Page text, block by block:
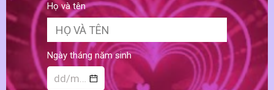
Họ và tên
Ngày tháng năm sinh